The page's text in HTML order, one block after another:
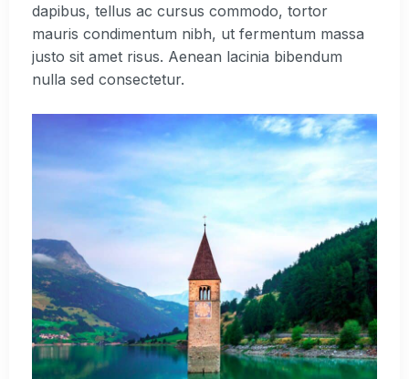
dapibus, tellus ac cursus commodo, tortor
mauris condimentum nibh, ut fermentum massa
justo sit amet risus. Aenean lacinia bibendum
nulla sed consectetur.